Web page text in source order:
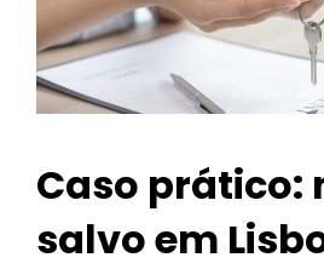
Caso prático:
salvo em